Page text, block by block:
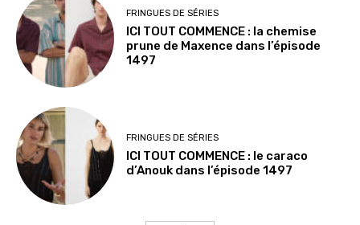
FRINGUES DE SÉRIES
ICI TOUT COMMENCE : la chemise
prune de Maxence dans l’épisode
1497
FRINGUES DE SÉRIES
ICI TOUT COMMENCE : le caraco
d’Anouk dans l’épisode 1497